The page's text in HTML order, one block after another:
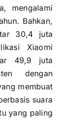
mengalami
Bahkan,
30,4 juta
Xiaomi
49,9 juta
dengan
membuat
suara
yang paling